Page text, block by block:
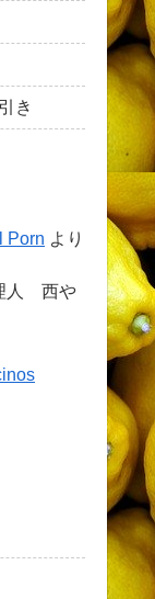
き
Porn より
人 西や